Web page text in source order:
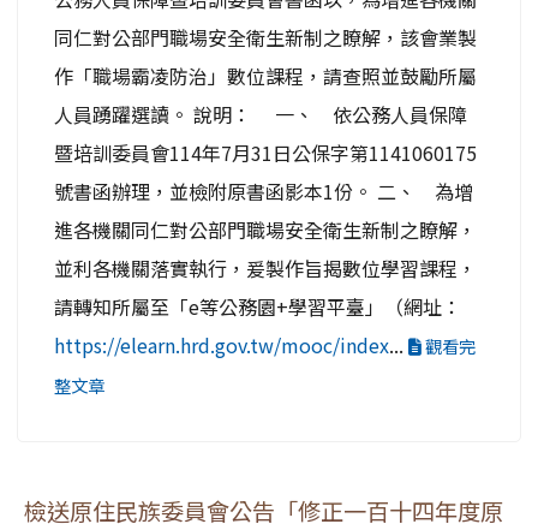
同仁對公部門職場安全衛生新制之瞭解，該會業製
作「職場霸凌防治」數位課程，請查照並鼓勵所屬
人員踴躍選讀。 說明： 一、 依公務人員保障
暨培訓委員會114年7月31日公保字第1141060175
號書函辦理，並檢附原書函影本1份。 二、 為增
進各機關同仁對公部門職場安全衛生新制之瞭解，
並利各機關落實執行，爰製作旨揭數位學習課程，
請轉知所屬至「e等公務園+學習平臺」（網址：
https://elearn.hrd.gov.tw/mooc/index...
觀看完
整文章
檢送原住民族委員會公告「修正一百十四年度原